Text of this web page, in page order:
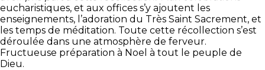
eucharistiques, et aux offices s’y ajoutent les
enseignements, l’adoration du Très Saint Sacrement, et
les temps de méditation. Toute cette récollection s’est
déroulée dans une atmosphère de ferveur.
Fructueuse préparation à Noel à tout le peuple de
Dieu.